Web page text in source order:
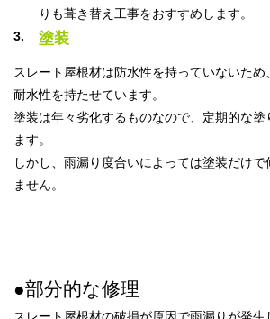
りも葺き替え工事をおすすめします。
塗装
スレート屋根材は防水性を持っていないた
耐水性を持たせています。
塗装は年々劣化するものなので、定期的な塗
ます。
しかし、雨漏り度合いによっては塗装だけで
ません。
●部分的な修理
スレート屋根材の破損が原因で雨漏りが発